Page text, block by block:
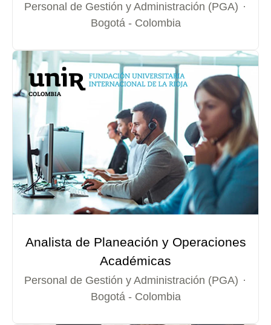
Personal de Gestión y Administración (PGA) ·
Bogotá - Colombia
Analista de Planeación y Operaciones
Académicas
Personal de Gestión y Administración (PGA) ·
Bogotá - Colombia